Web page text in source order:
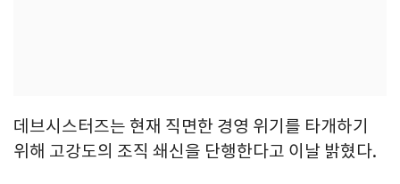
데브시스터즈는 현재 직면한 경영 위기를 타개하기
위해 고강도의 조직 쇄신을 단행한다고 이날 밝혔다.